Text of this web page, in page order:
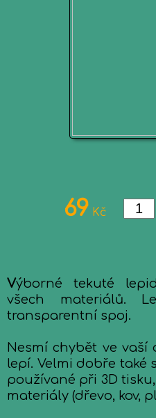
69 Kč
Výborné tekuté
všech materiálů.
transparentní spoj.
Nesmí chybět ve vaší
lepí. Velmi dobře také
používané při 3D
materiály (dřevo, kov,